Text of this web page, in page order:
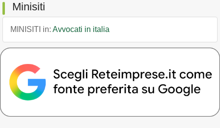
Minisiti
MINISITI in: Avvocati in italia